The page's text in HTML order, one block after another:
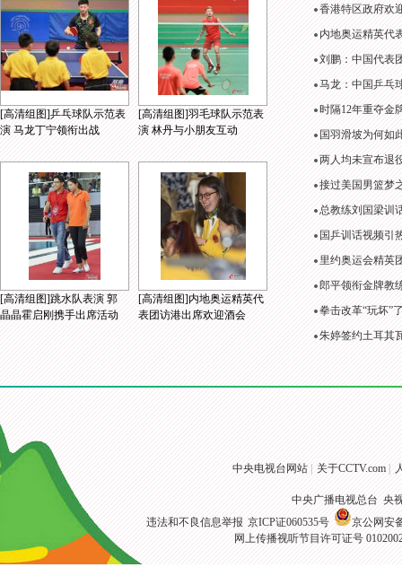
[高清组图]乒乓球队示范表
演 马龙丁宁领衔出战
[高清组图]羽毛球队示范表
演 林丹与小朋友互动
[高清组图]跳水队表演 郭
晶晶霍启刚携手出席活动
[高清组图]内地奥运精英代
表团访港出席欢迎酒会
香港特区政府欢
内地奥运精英代
刘鹏：中国代表
马龙：中国乒乓
时隔12年重夺金
国羽滑坡为何如
两人均未宣布退
接过美国男篮梦
总教练刘国梁训
国乒训话视频引
里约奥运会精英
郎平领衔金牌教
拳击改革“玩坏”
朱婷签约土耳其
中央电视台网站 关于CCTV.com
中央广播电视总台 央
违法和不良信息举报 京ICP证060535号
京公网安
网上传播视听节目许可证号